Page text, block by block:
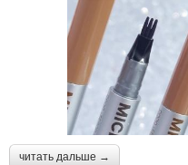
читать дальше →